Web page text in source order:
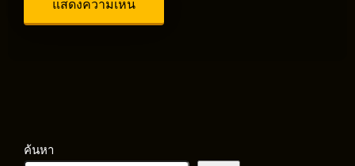
ค้นหา